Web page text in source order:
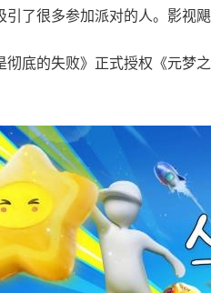
引了很多参加派对的人。影视
彻底的失败》正式授权《元梦